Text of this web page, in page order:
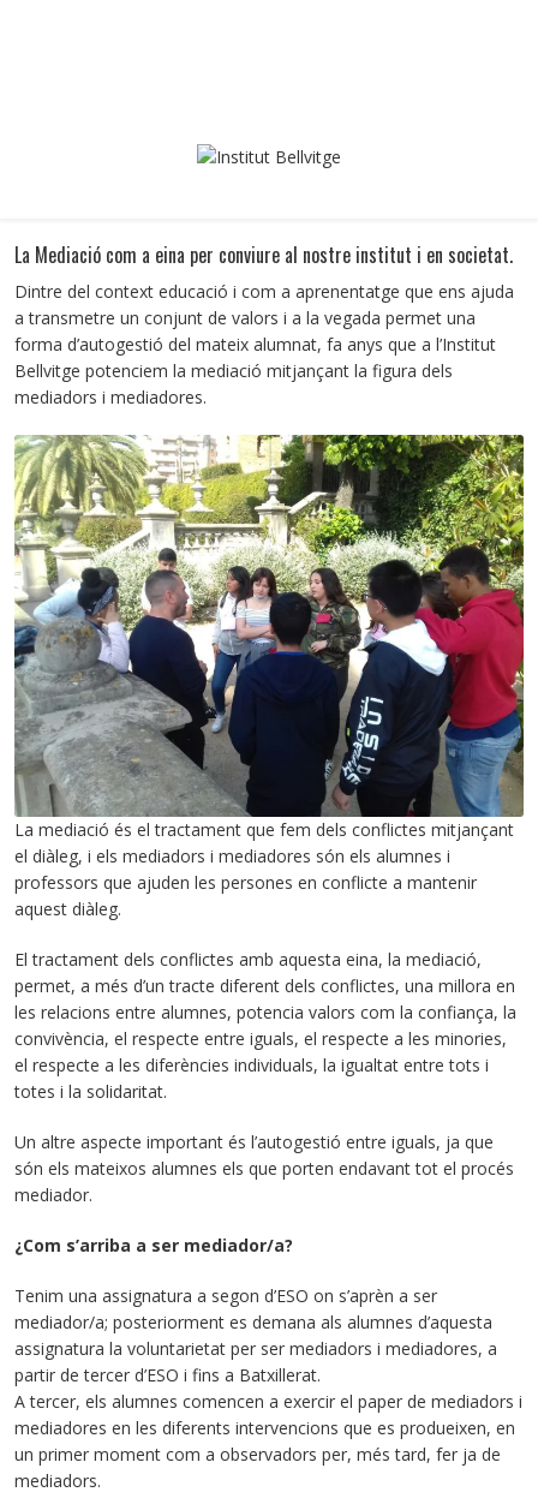
La Mediació com a eina per conviure al nostre institut i en societat.
Dintre del context educació i com a aprenentatge que ens ajuda
a transmetre un conjunt de valors i a la vegada permet una
forma d’autogestió del mateix alumnat, fa anys que a l’Institut
Bellvitge potenciem la mediació mitjançant la figura dels
mediadors i mediadores.
La mediació és el tractament que fem dels conflictes mitjançant
el diàleg, i els mediadors i mediadores són els alumnes i
professors que ajuden les persones en conflicte a mantenir
aquest diàleg.
El tractament dels conflictes amb aquesta eina, la mediació,
permet, a més d’un tracte diferent dels conflictes, una millora en
les relacions entre alumnes, potencia valors com la confiança, la
convivència, el respecte entre iguals, el respecte a les minories,
el respecte a les diferències individuals, la igualtat entre tots i
totes i la solidaritat.
Un altre aspecte important és l’autogestió entre iguals, ja que
són els mateixos alumnes els que porten endavant tot el procés
mediador.
¿Com s’arriba a ser mediador/a?
Tenim una assignatura a segon d’ESO on s’aprèn a ser
mediador/a; posteriorment es demana als alumnes d’aquesta
assignatura la voluntarietat per ser mediadors i mediadores, a
partir de tercer d’ESO i fins a Batxillerat.
A tercer, els alumnes comencen a exercir el paper de mediadors i
mediadores en les diferents intervencions que es produeixen, en
un primer moment com a observadors per, més tard, fer ja de
mediadors.